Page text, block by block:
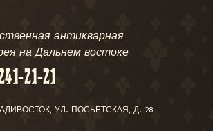
антикварная
на Дальнем востоке
УЛ. ПОСЬЕТСКАЯ, Д. 28